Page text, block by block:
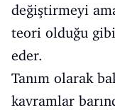
değiştirmeyi
teori olduğu
eder.
Tanım olarak
kavramlar